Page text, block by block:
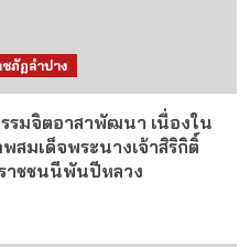
ภัฏลำปาง
มจิตอาสาพัฒนา เนื่องใน
สมเด็จพระนางเจ้าสิริกิติ์
าชชนนีพันปีหลวง